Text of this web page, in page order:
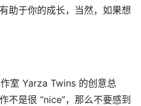
助于你的成长，当然，如果想
Yarza Twins 的创意总
不是很 “nice”，那么不要感到